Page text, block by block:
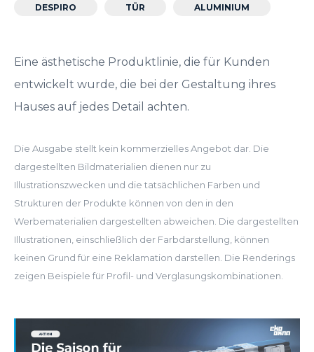
DESPIRO TÜR ALUMINIUM
Eine ästhetische Produktlinie, die für Kunden
entwickelt wurde, die bei der Gestaltung ihres
Hauses auf jedes Detail achten.
Die Ausgabe stellt kein kommerzielles Angebot dar. Die
dargestellten Bildmaterialien dienen nur zu
Illustrationszwecken und die tatsächlichen Farben und
Strukturen der Produkte können von den in den
Werbematerialien dargestellten abweichen. Die dargestellten
Illustrationen, einschließlich der Farbdarstellung, können
keinen Grund für eine Reklamation darstellen. Die Renderings
zeigen Beispiele für Profil- und Verglasungskombinationen.